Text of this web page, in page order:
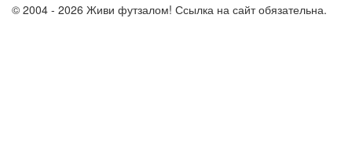
© 2004 - 2026 Живи футзалом! Ссылка на сайт обязательна.